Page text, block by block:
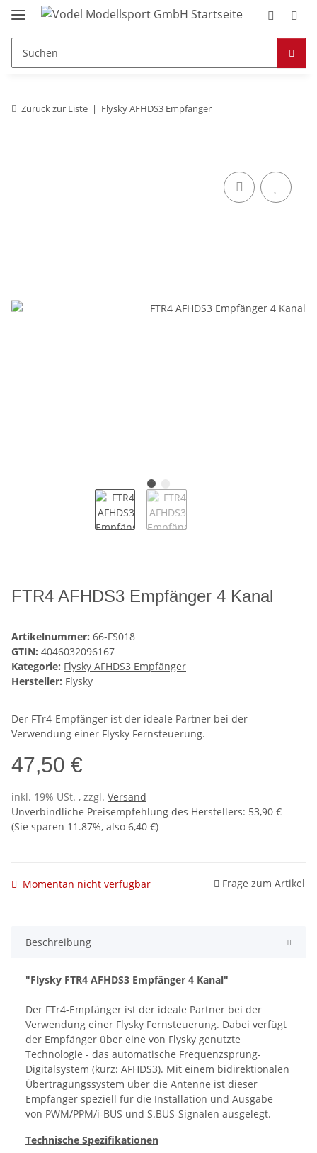
Zurück zur Liste Flysky AFHDS3 Empfänger
FTR4 AFHDS3 Empfänger 4 Kanal
Artikelnummer: 66-FS018
GTIN: 4046032096167
Kategorie: Flysky AFHDS3 Empfänger
Hersteller: Flysky
Der FTr4-Empfänger ist der ideale Partner bei der
Verwendung einer Flysky Fernsteuerung.
47,50 €
inkl. 19% USt. , zzgl. Versand
Unverbindliche Preisempfehlung des Herstellers: 53,90 €
(Sie sparen 11.87%, also 6,40 €)
Momentan nicht verfügbar Frage zum Artikel
Beschreibung
"Flysky FTR4 AFHDS3 Empfänger 4 Kanal"
Der FTr4-Empfänger ist der ideale Partner bei der
Verwendung einer Flysky Fernsteuerung. Dabei verfügt
der Empfänger über eine von Flysky genutzte
Technologie - das automatische Frequenzsprung-
Digitalsystem (kurz: AFHDS3). Mit einem bidirektionalen
Übertragungssystem über die Antenne ist dieser
Empfänger speziell für die Installation und Ausgabe
von PWM/PPM/i-BUS und S.BUS-Signalen ausgelegt.
Technische Spezifikationen